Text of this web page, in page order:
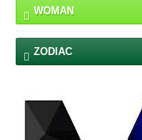
WOMAN
ZODIAC